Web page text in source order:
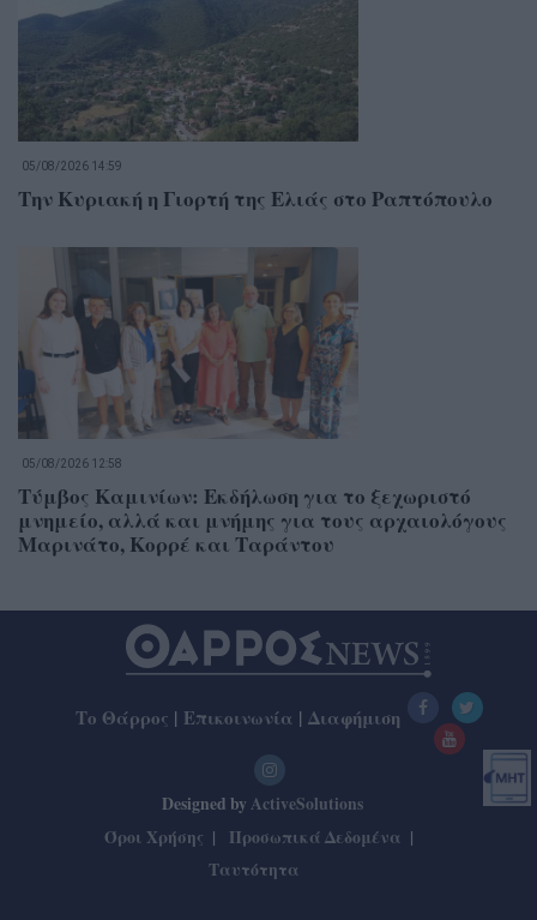
05/08/2026 14:59
Την Κυριακή η Γιορτή της Ελιάς στο Ραπτόπουλο
05/08/2026 12:58
Τύμβος Καμινίων: Εκδήλωση για το ξεχωριστό
μνημείο, αλλά και μνήμης για τους αρχαιολόγους
Μαρινάτο, Κορρέ και Ταράντου
Το Θάρρος | Επικοινωνία | Διαφήμιση
Designed by ActiveSolutions
Όροι Χρήσης
Προσωπικά Δεδομένα
Ταυτότητα